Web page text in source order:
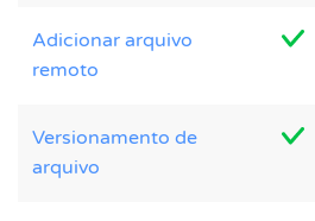
Adicionar arquivo
remoto
Versionamento de
arquivo